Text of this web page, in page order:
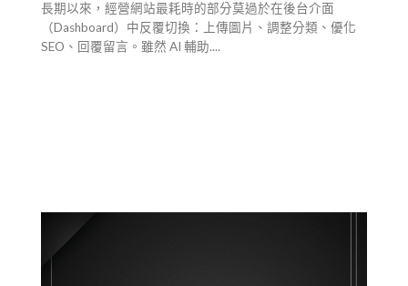
長期以來，經營網站最耗時的部分莫過於在後台介面
（Dashboard）中反覆切換：上傳圖片、調整分類、優化
SEO、回覆留言。雖然 AI 輔助....